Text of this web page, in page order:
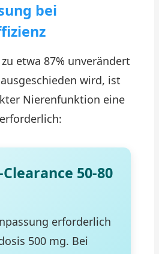
bei
etwa 87% unverändert
wird, ist
Nierenfunktion eine
50-80
erforderlich
500 mg. Bei